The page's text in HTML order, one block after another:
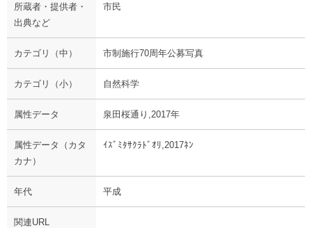
所蔵者・提供者・
出典など
市民
カテゴリ（中） 市制施行70周年公募写真
カテゴリ（小） 自然科学
属性データ 泉田桜通り,2017年
属性データ（カタ
カナ）
ｲｽﾞﾐﾀｻｸﾗﾄﾞｵﾘ,2017ﾈﾝ
年代 平成
関連URL